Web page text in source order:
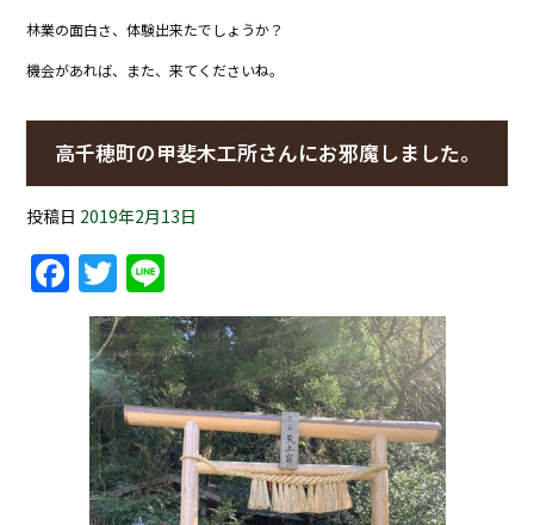
林業の面白さ、体験出来たでしょうか？
機会があれば、また、来てくださいね。
高千穂町の甲斐木工所さんにお邪魔しました。
投稿日 2019年2月13日
Facebook
Twitter